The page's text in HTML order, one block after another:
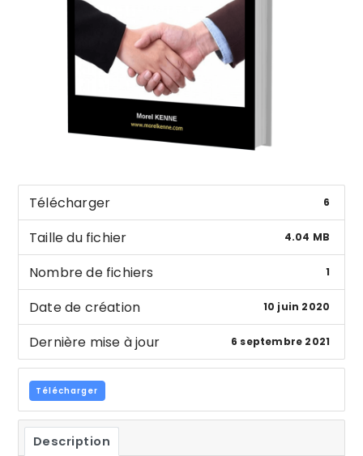
Télécharger 6
Taille du fichier 4.04 MB
Nombre de fichiers 1
Date de création 10 juin 2020
Dernière mise à jour 6 septembre 2021
Télécharger
Description